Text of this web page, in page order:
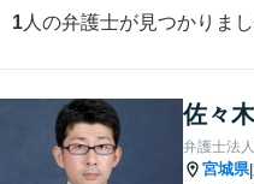
1 人の弁護士が見つかりま
佐々
弁護士法
宮城県|